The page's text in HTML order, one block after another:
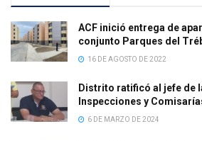
ACF inició entrega de
conjunto Parques del
16 DE AGOSTO DE 2022
Distrito ratificó al jefe de
Inspecciones y
6 DE MARZO DE 2024